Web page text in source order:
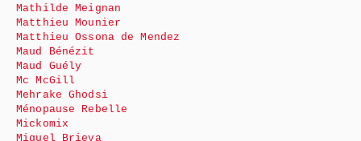
Mathilde Meignan
Matthieu Mounier
Matthieu Ossona de Mendez
Maud Bénézit
Maud Guély
Mc McGill
Mehrake Ghodsi
Ménopause Rebelle
Mickomix
Miguel Brieva